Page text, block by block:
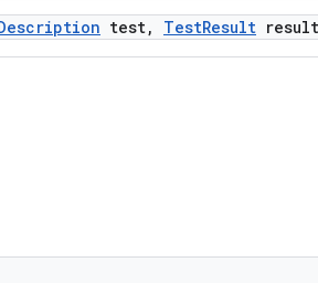
test, TestResult